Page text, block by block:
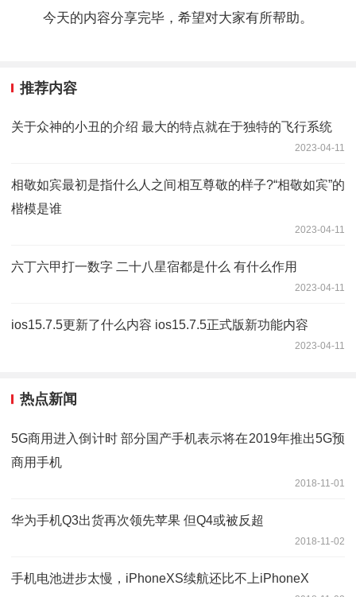
今天的内容分享完毕，希望对大家有所帮助。
推荐内容
关于众神的小丑的介绍 最大的特点就在于独特的飞行系统
2023-04-11
相敬如宾最初是指什么人之间相互尊敬的样子?“相敬如宾”的
楷模是谁
2023-04-11
六丁六甲打一数字 二十八星宿都是什么 有什么作用
2023-04-11
ios15.7.5更新了什么内容 ios15.7.5正式版新功能内容
2023-04-11
热点新闻
5G商用进入倒计时 部分国产手机表示将在2019年推出5G预
商用手机
2018-11-01
华为手机Q3出货再次领先苹果 但Q4或被反超
2018-11-02
手机电池进步太慢，iPhoneXS续航还比不上iPhoneX